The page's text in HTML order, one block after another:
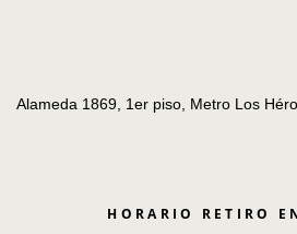
Alameda 1869, 1er piso, Metro Los
HORARIO RETIRO